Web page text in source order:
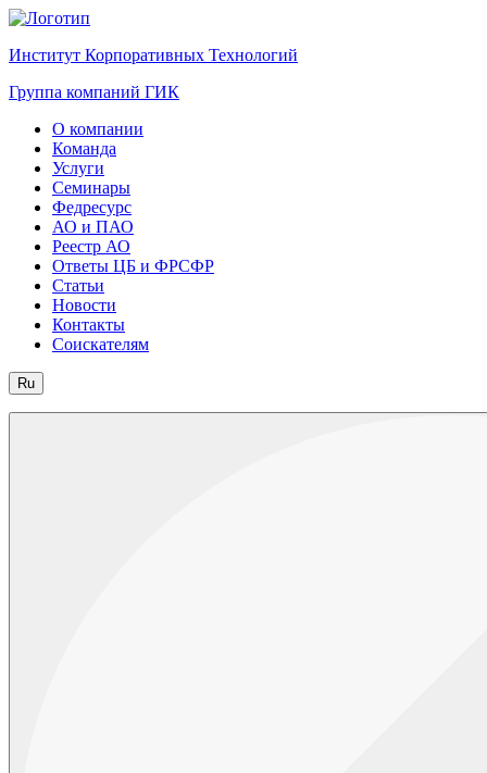
Институт Корпоративных Технологий
Группа компаний ГИК
О компании
Команда
Услуги
Семинары
Федресурс
АО и ПАО
Реестр АО
Ответы ЦБ и ФРСФР
Статьи
Новости
Контакты
Соискателям
Ru